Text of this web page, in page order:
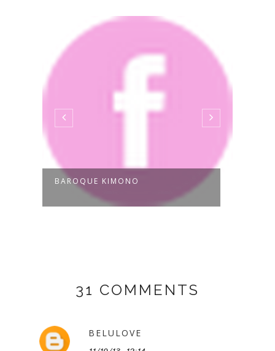
BAROQUE KIMONO
31 COMMENTS
BELULOVE